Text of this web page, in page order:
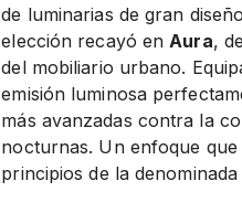
de luminarias de gran
elección recayó en Aura,
del mobiliario urbano.
emisión luminosa
más avanzadas contra la
nocturnas. Un enfoque
principios de la denominada